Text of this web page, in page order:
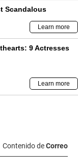
Contenido deCorreo